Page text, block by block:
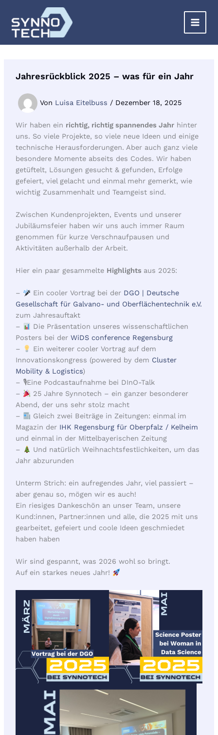
Inhalt
springen
Jahresrückblick 2025 – was für ein Jahr
Von Luisa Eitelbuss / Dezember 18, 2025
Wir haben ein richtig, richtig spannendes Jahrhinter
uns. So viele Projekte, so viele neue Ideen und einige
technische Herausforderungen. Aber auch ganz viele
besondere Momente abseits des Codes. Wir haben
getüftelt, Lösungen gesucht & gefunden, Erfolge
gefeiert, viel gelacht und einmal mehr gemerkt, wie
wichtig Zusammenhalt und Teamgeist sind.
Zwischen Kundenprojekten, Events und unserer
Jubiläumsfeier haben wir uns auch immer Raum
genommen für kurze Verschnaufpausen und
Aktivitäten außerhalb der Arbeit.
Hier ein paar gesammelte Highlights aus 2025:
– Ein cooler Vortrag bei der DGO | Deutsche
Gesellschaft für Galvano- und Oberflächentechnik e.V.
zum Jahresauftakt
–
Die Präsentation unseres wissenschaftlichen
Posters bei der WiDS conference Regensburg
–
Ein weiterer cooler Vortrag auf dem
Innovationskongress (powered by dem Cluster
Mobility & Logistics)
– 🎙Eine Podcastaufnahme bei DInO-Talk
–
25 Jahre Synnotech – ein ganzer besonderer
Abend, der uns sehr stolz macht
–
Gleich zwei Beiträge in Zeitungen: einmal im
Magazin der IHK Regensburg für Oberpfalz / Kelheim
und einmal in der Mittelbayerischen Zeitung
–
Und natürlich Weihnachtsfestlichkeiten, um das
Jahr abzurunden
Unterm Strich: ein aufregendes Jahr, viel passiert –
aber genau so, mögen wir es auch!
Ein riesiges Dankeschön an unser Team, unsere
Kund:innen, Partner:innen und alle, die 2025 mit uns
gearbeitet, gefeiert und coole Ideen geschmiedet
haben haben
Wir sind gespannt, was 2026 wohl so bringt.
Auf ein starkes neues Jahr!